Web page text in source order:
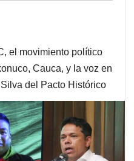
el movimiento político
Cauca, y la voz en
del Pacto Histórico